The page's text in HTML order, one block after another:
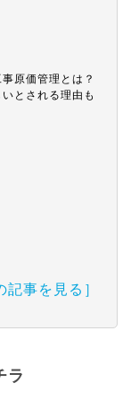
原価管理とは？
とされる理由も
記事を見る］
ラ